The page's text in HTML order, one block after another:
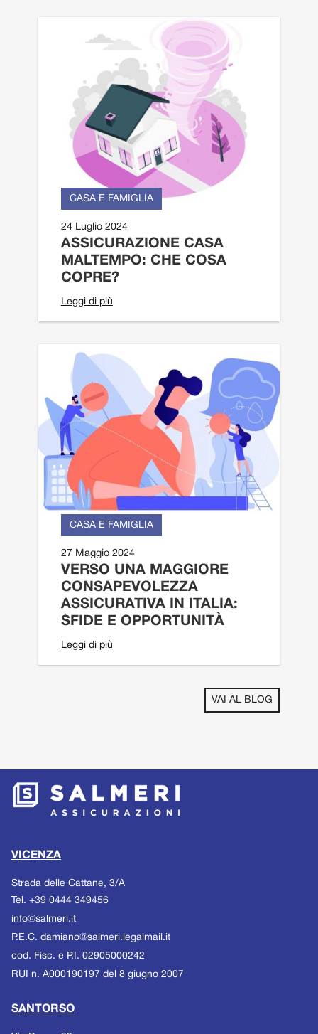
CASA E FAMIGLIA
24 Luglio 2024
ASSICURAZIONE CASA
MALTEMPO: CHE COSA
COPRE?
Leggi di più
CASA E FAMIGLIA
27 Maggio 2024
VERSO UNA MAGGIORE
CONSAPEVOLEZZA
ASSICURATIVA IN ITALIA:
SFIDE E OPPORTUNITÀ
Leggi di più
VAI AL BLOG
VICENZA
Strada delle Cattane, 3/A
Tel. +39 0444 349456
Email
info@salmeri.it
P.E.C. damiano@salmeri.legalmail.it
cod. Fisc. e P.I. 02905000242
RUI n. A000190197 del 8 giugno 2007
SANTORSO